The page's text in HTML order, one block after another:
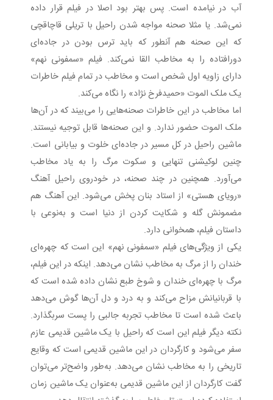
آب در نیامده است. پس بهتر بود اصلا در فیلم قرار داده
نمی‌شد. یا مثلا صحنه مواجه شدن راحیل با تریلی قاچاقچی
که این صحنه هم آنطور که باید ترس بودن در جاده‌ای
دورافتاده را به مخاطب القا نمی‌کند. فیلم «سمفونی نهم»
دارای زاویه اول شخص است و مخاطب در تمام فیلم خاطرات
یک ملک الموت «حمیدفرخ نژاد» را نگاه می‌کند.
اما مخاطب در این خاطرات صحنه‌هایی را می‌بیند که در آن‌ها
ملک الموت حضور ندارد. و این صحنه‌ها قابل توجیه نیستند.
ماشین راحیل در کل مسیر در جاده‌ای خلوت و بیابانی است.
چنین لوکیشنی تنهایی و سکوت مرگ را به یاد مخاطب
می‌آورد. همچنین در چند صحنه، در خودروی راحیل آهنگ
«رویای هستی» از استاد بنان پخش می‌شود. این آهنگ هم
مضمونش گله و شکایت کردن از دنیا است و به‌نوعی با
داستان فیلم، همخوانی دارد.
یکی از ویژگی‎‎‌های فیلم «سمفونی نهم» این است که چهره‌ای
خندان را از مرگ به مخاطب نشان می‌دهد. اینکه در این فیلم،
مرگ با چهره‌ای خندان و شوخ طبع نشان داده شده است که
با قربانیانش مزاح می‌کند و به درد و دل آن‌ها گوش می‌دهد
باعث شده است تا مخاطب تجربه جالبی را پست سربگذارد.
نکته دیگر فیلم این است که راحیل با یک ماشین قدیمی عازم
سفر می‌شود و کارگردان در این ماشین قدیمی است که وقایع
تاریخی را به مخاطب نشان می‌دهد. به‌طور واضح‌تر می‌توان
گفت کارگردان از این ماشین قدیمی به‌عنوان یک ماشین زمان